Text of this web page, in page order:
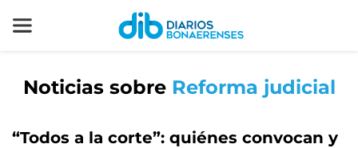
Noticias sobre Reforma judicial
“Todos a la corte”: quiénes convocan y